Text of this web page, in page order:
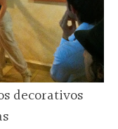
decorativos